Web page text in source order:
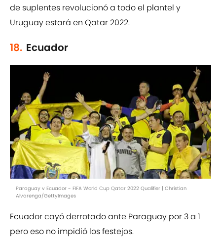
de suplentes revolucionó a todo el plantel y
Uruguay estará en Qatar 2022.
18. Ecuador
Paraguay v Ecuador - FIFA World Cup Qatar 2022 Qualifier | Christian
Alvarenga/GettyImages
Ecuador cayó derrotado ante Paraguay por 3 a 1
pero eso no impidió los festejos.